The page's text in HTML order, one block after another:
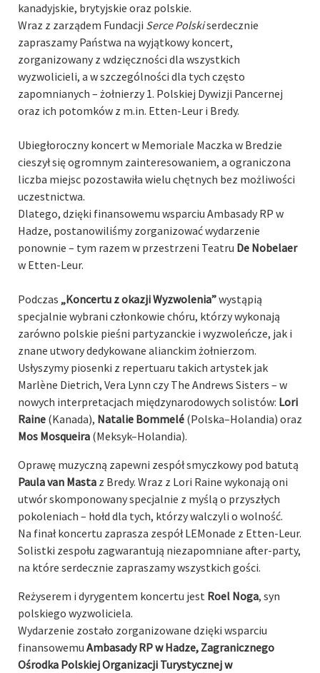
kanadyjskie, brytyjskie oraz polskie.
Wraz z zarządem Fundacji Serce Polskiserdecznie
zapraszamy Państwa na wyjątkowy koncert,
zorganizowany z wdzięczności dla wszystkich
wyzwolicieli, a w szczególności dla tych często
zapomnianych – żołnierzy 1. Polskiej Dywizji Pancernej
oraz ich potomków z m.in. Etten-Leur i Bredy.
Ubiegłoroczny koncert w Memoriale Maczka w Bredzie
cieszył się ogromnym zainteresowaniem, a ograniczona
liczba miejsc pozostawiła wielu chętnych bez możliwości
uczestnictwa.
Dlatego, dzięki finansowemu wsparciu Ambasady RP w
Hadze, postanowiliśmy zorganizować wydarzenie
ponownie – tym razem w przestrzeni Teatru De Nobelaer
w Etten-Leur.
Podczas „Koncertu z okazji Wyzwolenia”wystąpią
specjalnie wybrani członkowie chóru, którzy wykonają
zarówno polskie pieśni partyzanckie i wyzwoleńcze, jak i
znane utwory dedykowane alianckim żołnierzom.
Usłyszymy piosenki z repertuaru takich artystek jak
Marlène Dietrich, Vera Lynn czy The Andrews Sisters – w
nowych interpretacjach międzynarodowych solistów: Lori
Raine (Kanada), Natalie Bommelé (Polska–Holandia) oraz
Mos Mosqueira (Meksyk–Holandia).
Oprawę muzyczną zapewni zespół smyczkowy pod batutą
Paula van Masta z Bredy. Wraz z Lori Raine wykonają oni
utwór skomponowany specjalnie z myślą o przyszłych
pokoleniach – hołd dla tych, którzy walczyli o wolność.
Na finał koncertu zaprasza zespół LEMonade z Etten-Leur.
Solistki zespołu zagwarantują niezapomniane after-party,
na które serdecznie zapraszamy wszystkich gości.
Reżyserem i dyrygentem koncertu jest Roel Noga, syn
polskiego wyzwoliciela.
Wydarzenie zostało zorganizowane dzięki wsparciu
finansowemu Ambasady RP w Hadze, Zagranicznego
Ośrodka Polskiej Organizacji Turystycznej w